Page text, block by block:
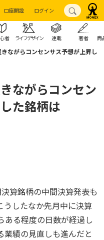
口座開設 ログイン
者 ライフデザイン 連載 著者 商
ながらコンセンサス予想が上昇し
ながらコンセン
た銘柄は
算銘柄の中間決算発表も
うしたなか先月中に決算
ある程度の日数が経過し
業績の見直しも進んだと